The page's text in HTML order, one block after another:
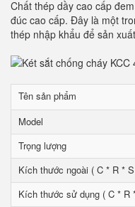
Chất thép dầy cao cấp
đúc cao cấp. Đây là một
thép nhập khẩu để sản
Tên sản phẩm
Model
Trọng lượng
Kích thước ngoài ( C * R *
Kích thước sử dụng ( C * R